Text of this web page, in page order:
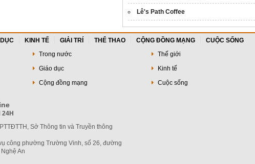
Lê's Path Coffee
KINH TẾ GIẢI TRÍ THỂ THAO CỘNG ĐỒNG MẠNG
CUỘC SỐNG
Trong nước
Thế giới
Giáo dục
Kinh tế
Cộng đồng mạng Cuộc sống
Sở Thông tin và Truyền thông
công phường Trường Vinh, số 26, đường
An